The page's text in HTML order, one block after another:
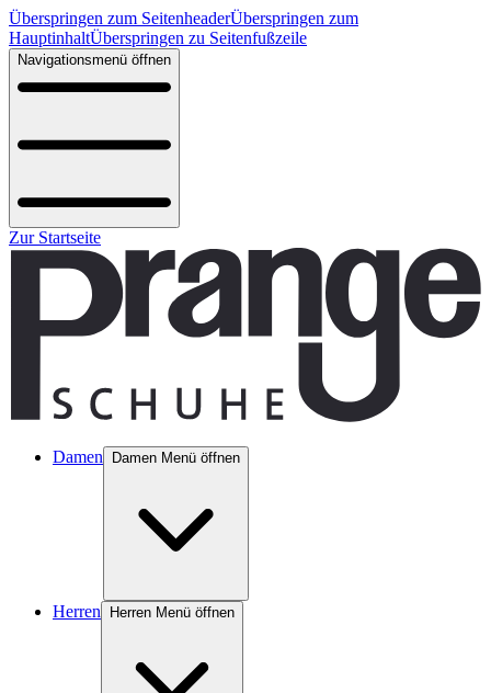
Überspringen zum SeitenheaderÜberspringen zum
HauptinhaltÜberspringen zu Seitenfußzeile
Navigationsmenü öffnen
Zur Startseite
Damen Damen Menü öffnen
Herren Herren Menü öffnen